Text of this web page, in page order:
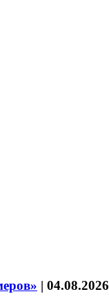
| 04.08.2026